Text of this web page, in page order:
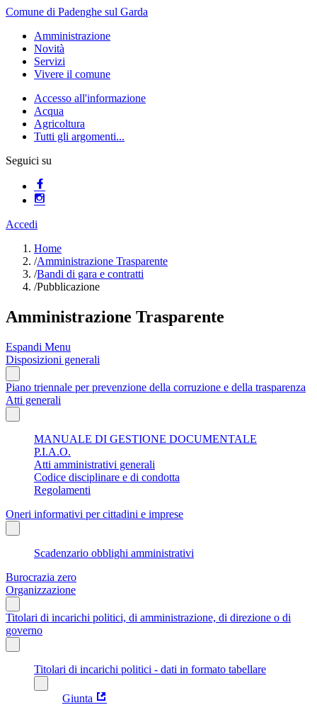
Comune di Padenghe sul Garda
Amministrazione
Novità
Servizi
Vivere il comune
Accesso all'informazione
Acqua
Agricoltura
Tutti gli argomenti...
Seguici su
Accedi
Home
/Amministrazione Trasparente
/Bandi di gara e contratti
/Pubblicazione
Amministrazione Trasparente
Espandi Menu
Disposizioni generali
Piano triennale per prevenzione della corruzione e della trasparenza
Atti generali
MANUALE DI GESTIONE DOCUMENTALE
P.I.A.O.
Atti amministrativi generali
Codice disciplinare e di condotta
Regolamenti
Oneri informativi per cittadini e imprese
Scadenzario obblighi amministrativi
Burocrazia zero
Organizzazione
Titolari di incarichi politici, di amministrazione, di direzione o di
governo
Titolari di incarichi politici - dati in formato tabellare
Giunta